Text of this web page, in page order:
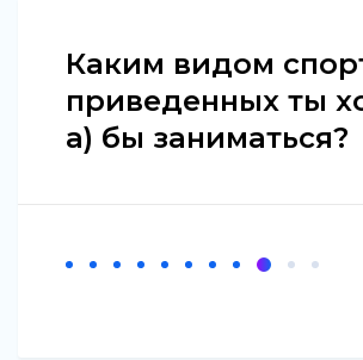
Каким видом
приведенных ты
а) бы заниматься?